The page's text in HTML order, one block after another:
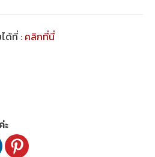
ด้ที่ : คลิกที่นี่
ะ